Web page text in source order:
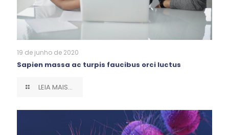
19 de junho de 2020
Sapien massa ac turpis faucibus orci luctus
LEIA MAIS...